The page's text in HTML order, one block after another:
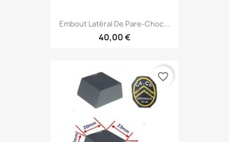
Embout Latéral De Pare-Choc...
40,00 €
favorite_border